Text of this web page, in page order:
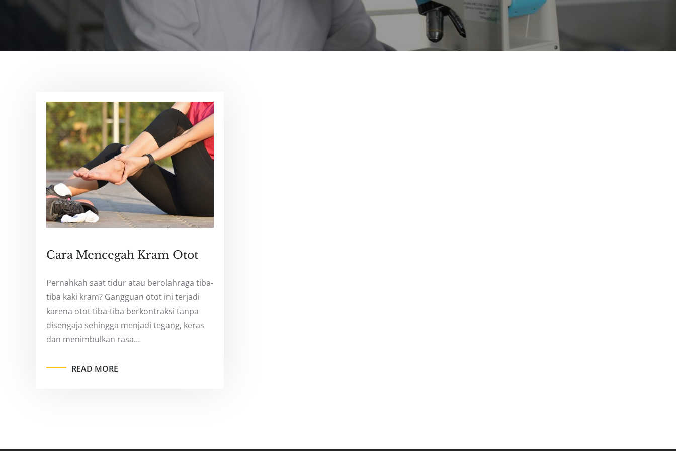
Cara Mencegah Kram Otot
Pernahkah saat tidur atau berolahraga tiba-
tiba kaki kram? Gangguan otot ini terjadi
karena otot tiba-tiba berkontraksi tanpa
disengaja sehingga menjadi tegang, keras
dan menimbulkan rasa…
READ MORE